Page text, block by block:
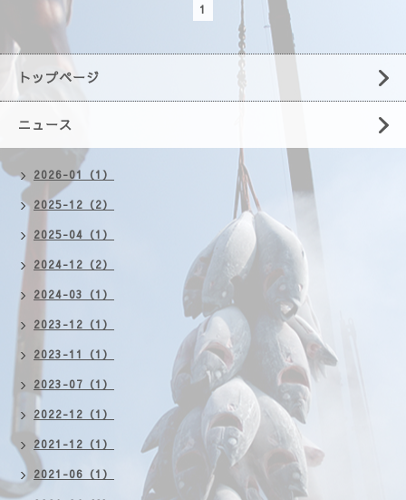
1
トップページ
ニュース
2026-01（1）
2025-12（2）
2025-04（1）
2024-12（2）
2024-03（1）
2023-12（1）
2023-11（1）
2023-07（1）
2022-12（1）
2021-12（1）
2021-06（1）